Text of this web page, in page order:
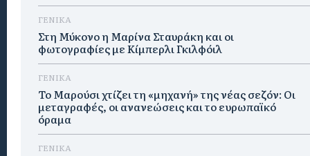
ΓΕΝΙΚΑ
Στη Μύκονο η Μαρίνα Σταυράκη και οι
φωτογραφίες με Κίμπερλι Γκιλφόιλ
ΓΕΝΙΚΑ
Το Μαρούσι χτίζει τη «μηχανή» της νέας σεζόν: Οι
μεταγραφές, οι ανανεώσεις και το ευρωπαϊκό
όραμα
ΓΕΝΙΚΑ